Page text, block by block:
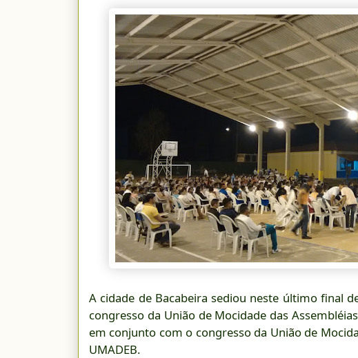
A cidade de Bacabeira sediou neste último final
congresso da União de Mocidade das
em conjunto com o congresso da União de
UMADEB.